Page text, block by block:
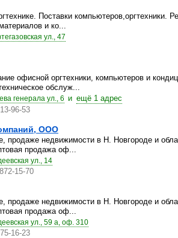
Поставки компьютеров,оргтехники.
и ко...
ул., 47
офисной оргтехники, компьютеров и
обслуж...
генерала ул., 6 и ещё 1 адрес
96-53
ООО
продаже недвижимости в Н. Новгороде и
продажа оф...
ул., 14
15-70
продаже недвижимости в Н. Новгороде и
продажа оф...
ул., 59 а, оф. 310
16-23